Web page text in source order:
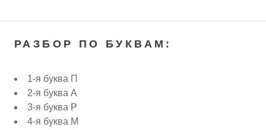
РАЗБОР ПО БУКВАМ:
1-я буква П
2-я буква А
3-я буква Р
4-я буква М